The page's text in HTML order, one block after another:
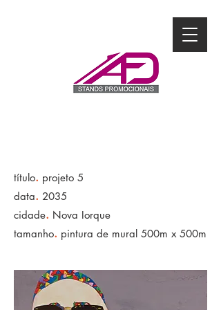
título. projeto 5
data. 2035
cidade. Nova Iorque
tamanho. pintura de mural 500m x 500m